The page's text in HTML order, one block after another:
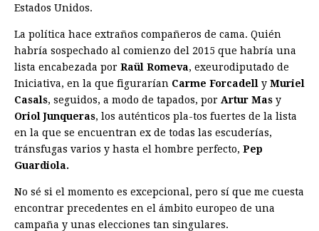
Estados Unidos.
La política hace extraños compañeros de cama. Quién
habría sospechado al comienzo del 2015 que habría una
lista encabezada por Raül Romeva, exeurodiputado de
Iniciativa, en la que figurarían Carme Forcadell y Muriel
Casals, seguidos, a modo de tapados, por Artur Mas y
Oriol Junqueras, los auténticos pla-tos fuertes de la lista
en la que se encuentran ex de todas las escuderías,
tránsfugas varios y hasta el hombre perfecto, Pep
Guardiola.
No sé si el momento es excepcional, pero sí que me cuesta
encontrar precedentes en el ámbito europeo de una
campaña y unas elecciones tan singulares.